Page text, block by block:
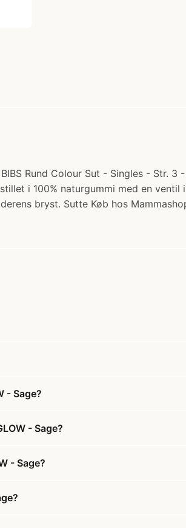
Rund Colour Sut - Singles - Str.
i 100% naturgummi med en
bryst. Sutte Køb hos
- Sage?
- Sage?
- Sage?